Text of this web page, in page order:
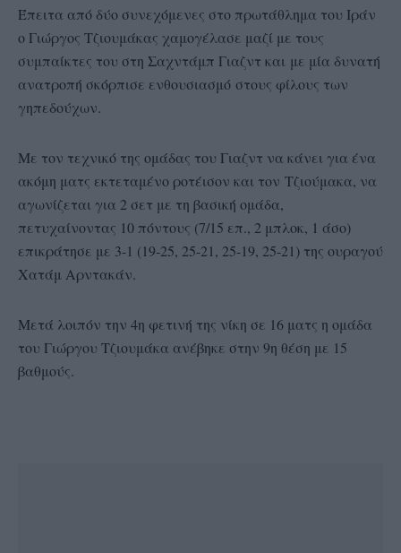
Έπειτα από δύο συνεχόμενες στο πρωτάθλημα του Ιράν
ο Γιώργος Τζιουμάκας χαμογέλασε μαζί με τους
συμπαίκτες του στη Σαχντάμπ Γιαζντ και με μία δυνατή
ανατροπή σκόρπισε ενθουσιασμό στους φίλους των
γηπεδούχων.
Με τον τεχνικό της ομάδας του Γιαζντ να κάνει για ένα
ακόμη ματς εκτεταμένο ροτέισον και τον Τζιούμακα, να
αγωνίζεται για 2 σετ με τη βασική ομάδα,
πετυχαίνοντας 10 πόντους (7/15 επ., 2 μπλοκ, 1 άσο)
επικράτησε με 3-1 (19-25, 25-21, 25-19, 25-21) της ουραγού
Χατάμ Αρντακάν.
Μετά λοιπόν την 4η φετινή της νίκη σε 16 ματς η ομάδα
του Γιώργου Τζιουμάκα ανέβηκε στην 9η θέση με 15
βαθμούς.